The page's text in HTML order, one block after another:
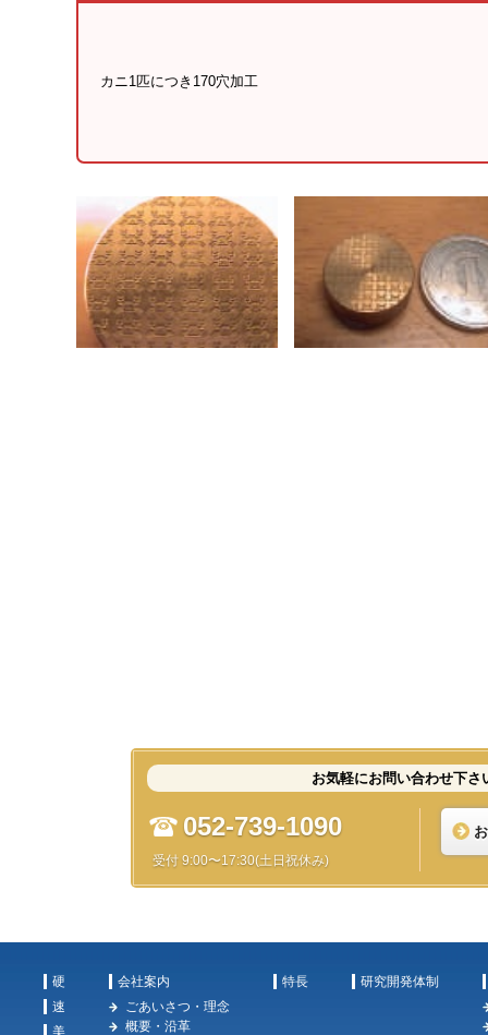
カニ1匹につき170穴加工
お気軽にお問い合わせ下さ
052-739-1090
受付 9:00〜17:30(土日祝休み)
硬
速
美
会社案内
ごあいさつ・理念
概要・沿革
特長 研究開発体制